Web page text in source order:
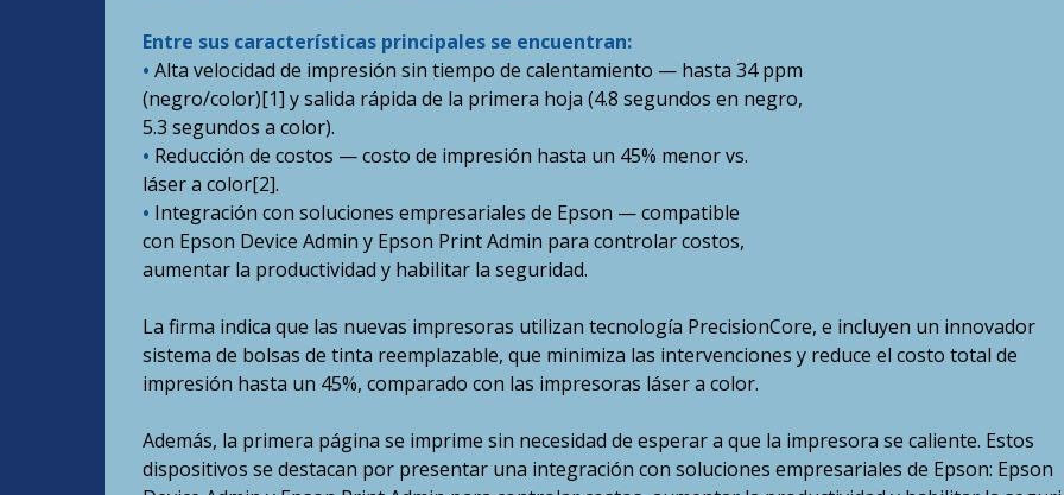
Entre sus características principales se encuentran:
• Alta velocidad de impresión sin tiempo de calentamiento — hasta 34 ppm
(negro/color)[1] y salida rápida de la primera hoja (4.8 segundos en negro,
5.3 segundos a color).
• Reducción de costos — costo de impresión hasta un 45% menor vs.
láser a color[2].
• Integración con soluciones empresariales de Epson — compatible
con Epson Device Admin y Epson Print Admin para controlar costos,
aumentar la productividad y habilitar la seguridad.
La firma indica que las nuevas impresoras utilizan tecnología PrecisionCore, e incluyen un innovador
sistema de bolsas de tinta reemplazable, que minimiza las intervenciones y reduce el costo total de
impresión hasta un 45%, comparado con las impresoras láser a color.
Además, la primera página se imprime sin necesidad de esperar a que la impresora se caliente. Estos
dispositivos se destacan por presentar una integración con soluciones empresariales de Epson: Epson